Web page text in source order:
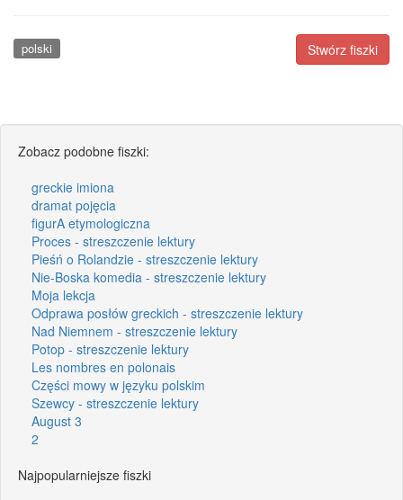
Stwórz fiszki
polski
Zobacz podobne fiszki:
greckie imiona
dramat pojęcia
figurA etymologiczna
Proces - streszczenie lektury
Pieśń o Rolandzie - streszczenie lektury
Nie-Boska komedia - streszczenie lektury
Moja lekcja
Odprawa posłów greckich - streszczenie lektury
Nad Niemnem - streszczenie lektury
Potop - streszczenie lektury
Les nombres en polonais
Części mowy w języku polskim
Szewcy - streszczenie lektury
August 3
2
Najpopularniejsze fiszki